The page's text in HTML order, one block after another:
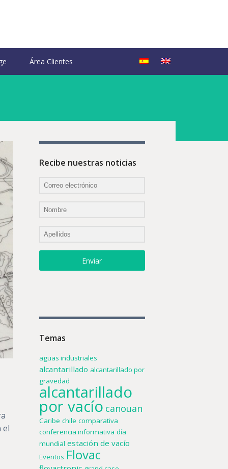
Área Clientes
el
Recibe nuestras noticias
Enviar
Temas
aguas industriales
alcantarillado alcantarillado por
gravedad
alcantarillado
por vacío canouan
Caribe chile comparativa
conferencia informativa día
mundial estación de vacío
Eventos Flovac